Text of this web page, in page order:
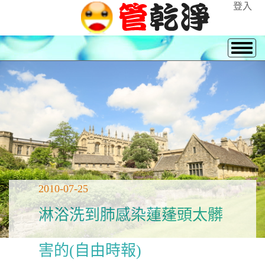
登入
2010-07-25
淋浴洗到肺感染蓮蓬頭太髒
害的(自由時報)